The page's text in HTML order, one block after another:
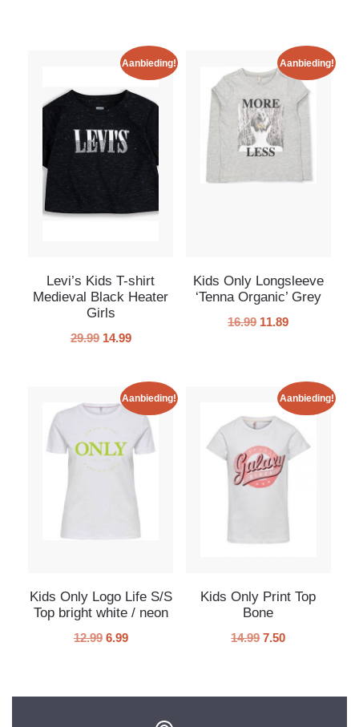
Aanbieding!
Levi’s Kids T-shirt
Medieval Black Heater
Girls
29.99 14.99
Aanbieding!
Kids Only Longsleeve
‘Tenna Organic’ Grey
16.99 11.89
Aanbieding!
Kids Only Logo Life S/S
Top bright white / neon
12.99 6.99
Aanbieding!
Kids Only Print Top
Bone
14.99 7.50